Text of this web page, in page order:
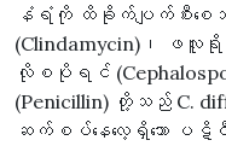
နံရံကို ထိခိုက်ပျက်စီး
(Clindamycin)၊ ဖလူ
လိုစပိုရင်
(Penicillin) တို့သည် C.
ဆက်စပ်နေလေ့ရှိသော ပဋိဇီ